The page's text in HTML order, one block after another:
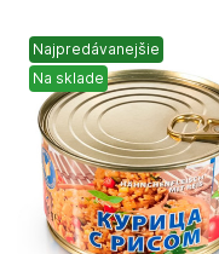
Najpredávanejšie
Na sklade